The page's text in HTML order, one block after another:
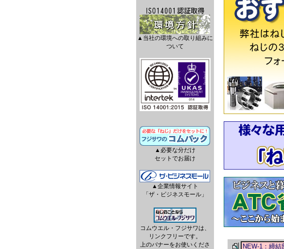
▲当社の環境への取り組みに
ついて
▲必要な分だけ
セットでお届け
▲企業情報サイト
「ザ・ビジネスモール」
コムウエル・フジサワは、
リンクフリーです。
上のバナーをお使いくださ